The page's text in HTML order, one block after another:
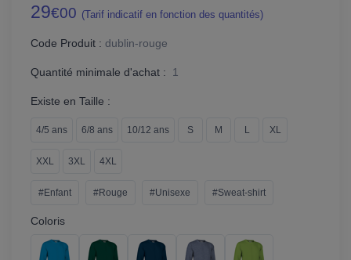
29€00 (Tarif indicatif en fonction des quantités)
Code Produit : dublin-rouge
Quantité minimale d'achat : 1
Existe en Taille :
4/5 ans 6/8 ans 10/12 ans S M L XL
XXL 3XL 4XL
#Enfant #Rouge #Unisexe #Sweat-shirt
Coloris